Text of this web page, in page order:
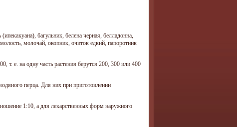
багульник, белена черная, белладонна,
молочай, окопник, очиток едкий, папоротник
т. е. на одну часть растения берутся 200, 300 или 400
перца. Для них при приготовлении
1:10, а для лекарственных форм наружного